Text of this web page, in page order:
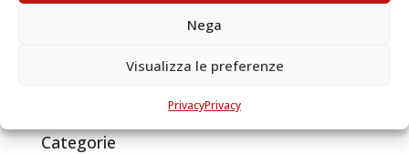
Nega
Visualizza le preferenze
PrivacyPrivacy
Valle Data di pubblicazione1849 Testo...
Categorie